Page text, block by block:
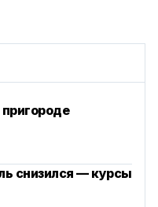
снизился — курсы